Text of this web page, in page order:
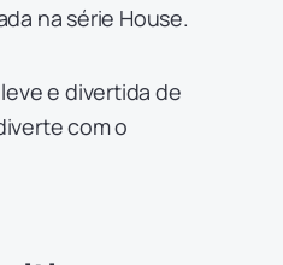
na série House.
e divertida de
com o